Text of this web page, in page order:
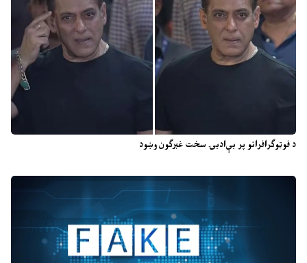
د فوټوګرافرانو پر بې‌ادبۍ سخت غبرګون وښود